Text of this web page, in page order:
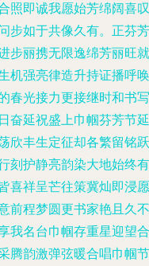
即诚我愿始芳绵阔
步如于共像久有。正
丽携无限逸绵芳丽
强亮律造升持证播
光接力更接继时和
延祝盛上巾帼芬芳
丰生定征却各繁留
护静亮韵染大地始
祥呈芒往策冀灿即
程梦圆更书家艳且
名台巾帼存重星迎
韵激弹弦暖合唱巾